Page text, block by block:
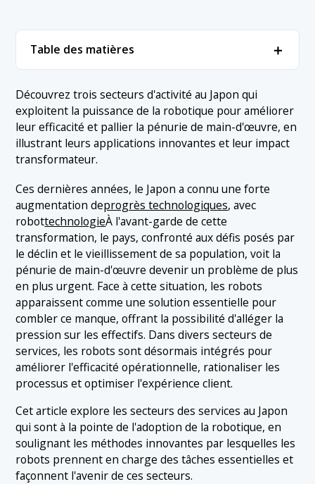
Table des matières ＋
1.1 1. Logistique
1.2 2. Commerce de détail
1.3 3. Restaurants
2. Conclusion
Découvrez trois secteurs d'activité au Japon qui
exploitent la puissance de la robotique pour améliorer
leur efficacité et pallier la pénurie de main-d'œuvre, en
illustrant leurs applications innovantes et leur impact
transformateur.
Ces dernières années, le Japon a connu une forte
augmentation deprogrès technologiques, avec
robottechnologieÀ l'avant-garde de cette
transformation, le pays, confronté aux défis posés par
le déclin et le vieillissement de sa population, voit la
pénurie de main-d'œuvre devenir un problème de plus
en plus urgent. Face à cette situation, les robots
apparaissent comme une solution essentielle pour
combler ce manque, offrant la possibilité d'alléger la
pression sur les effectifs. Dans divers secteurs de
services, les robots sont désormais intégrés pour
améliorer l'efficacité opérationnelle, rationaliser les
processus et optimiser l'expérience client.
Cet article explore les secteurs des services au Japon
qui sont à la pointe de l'adoption de la robotique, en
soulignant les méthodes innovantes par lesquelles les
robots prennent en charge des tâches essentielles et
façonnent l'avenir de ces secteurs.